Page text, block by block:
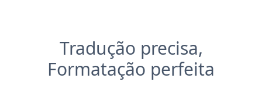
Tradução precisa,
Formatação perfeita